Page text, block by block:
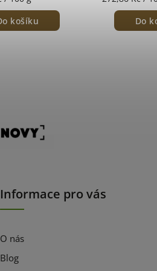
košíku
Do
Informace pro vás
O nás
Blog